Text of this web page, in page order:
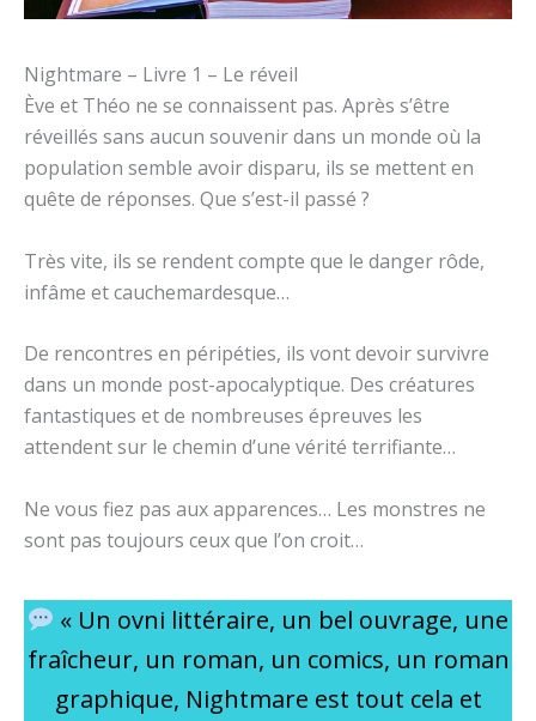
Nightmare – Livre 1 – Le réveil
Ève et Théo ne se connaissent pas. Après s’être
réveillés sans aucun souvenir dans un monde où la
population semble avoir disparu, ils se mettent en
quête de réponses. Que s’est-il passé ?
Très vite, ils se rendent compte que le danger rôde,
infâme et cauchemardesque…
De rencontres en péripéties, ils vont devoir survivre
dans un monde post-apocalyptique. Des créatures
fantastiques et de nombreuses épreuves les
attendent sur le chemin d’une vérité terrifiante…
Ne vous fiez pas aux apparences… Les monstres ne
sont pas toujours ceux que l’on croit…
« Un ovni littéraire, un bel ouvrage, une
fraîcheur, un roman, un comics, un roman
graphique, Nightmare est tout cela et